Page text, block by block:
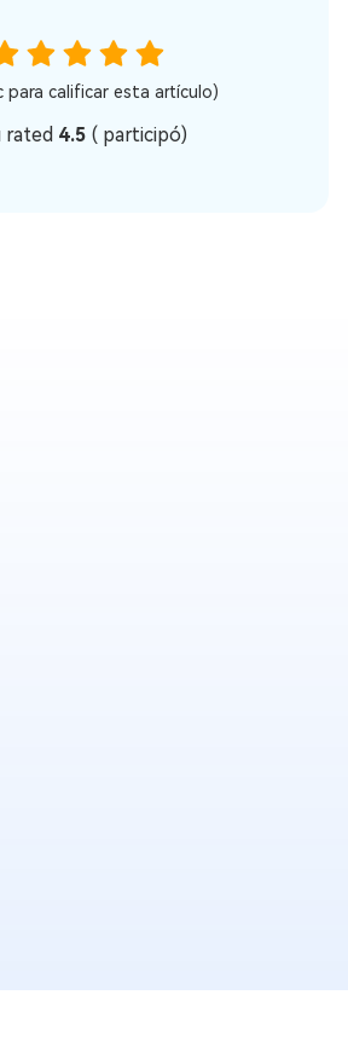
para calificar esta artículo)
rated 4.5 (participó)